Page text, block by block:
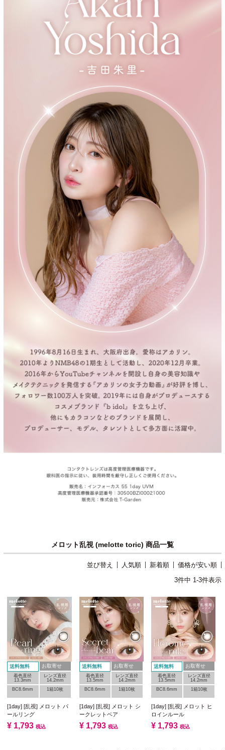
メロット乱視 (melotte toric) 商品一覧
並び替え 人気順 新着順
価格が安い順
3件中 1-3件表示
送料無料 お取寄せ
着色直径
13.3mm
レンズ直径
14.2mm
BC8.6mm
1箱10枚
[1day] [乱視] メロット パ
ールリング
¥ 1,793 税込
送料無料 お取寄せ
着色直径
13.5mm
レンズ直径
14.2mm
BC8.6mm
1箱10枚
[1day] [乱視] メロット シ
ークレットベア
¥ 1,793 税込
送料無料 お取寄せ
着色直径
13.5mm
レンズ直径
14.2mm
BC8.6mm
1箱10枚
[1day] [乱視] メロット ヒ
ロインルール
¥ 1,793 税込